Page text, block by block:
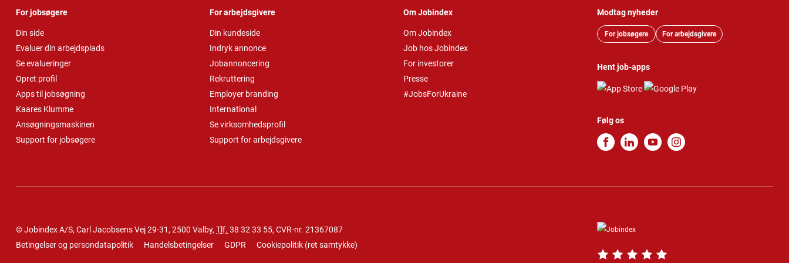
For jobsøgere
Din side
Evaluer din arbejdsplads
Se evalueringer
Opret profil
Apps til jobsøgning
Kaares Klumme
Ansøgningsmaskinen
Support for jobsøgere
For arbejdsgivere
Din kundeside
Indryk annonce
Jobannoncering
Rekruttering
Employer branding
International
Se virksomhedsprofil
Support for arbejdsgivere
Om Jobindex
Om Jobindex
Job hos Jobindex
For investorer
Presse
#JobsForUkraine
Modtag nyheder
For jobsøgere For arbejdsgivere
Hent job-apps
Følg os
© Jobindex A/S, Carl Jacobsens Vej 29-31, 2500 Valby, Tlf. 38 32 33 55, CVR-nr. 21367087
Betingelser og persondatapolitik
Handelsbetingelser GDPR Cookiepolitik (ret samtykke)